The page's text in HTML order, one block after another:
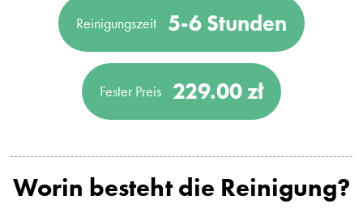
Reinigungszeit 5-6 Stunden
Fester Preis 229.00 zł
Worin besteht die Reinigung?